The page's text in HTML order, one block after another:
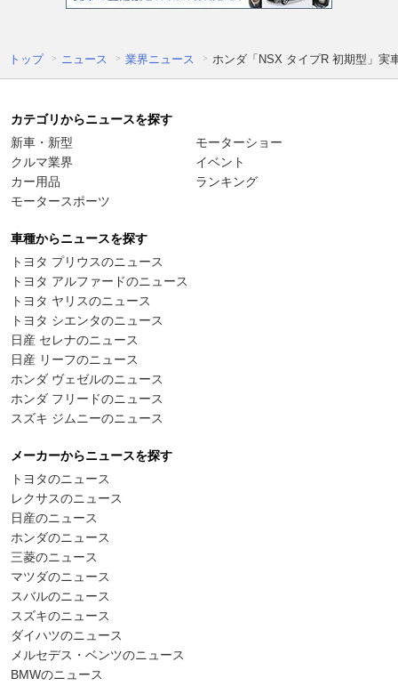
トップ ニュース 業界ニュース ホンダ「NSX タイプR 初期型」実
カテゴリからニュースを探す
新車・新型
クルマ業界
カー用品
モータースポーツ
モーターショー
イベント
ランキング
車種からニュースを探す
トヨタ プリウスのニュース
トヨタ アルファードのニュース
トヨタ ヤリスのニュース
トヨタ シエンタのニュース
日産 セレナのニュース
日産 リーフのニュース
ホンダ ヴェゼルのニュース
ホンダ フリードのニュース
スズキ ジムニーのニュース
メーカーからニュースを探す
トヨタのニュース
レクサスのニュース
日産のニュース
ホンダのニュース
三菱のニュース
マツダのニュース
スバルのニュース
スズキのニュース
ダイハツのニュース
メルセデス・ベンツのニュース
BMWのニュース